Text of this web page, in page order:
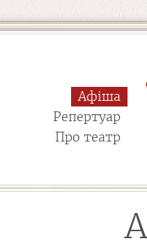
Афіша
Репертуар
Про театр